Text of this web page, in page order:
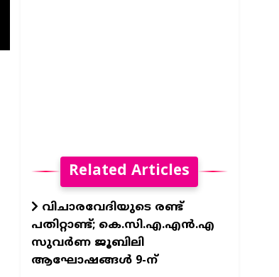
Related Articles
വിചാരവേദിയുടെ രണ്ട്
പതിറ്റാണ്ട്; കെ.സി.എ.എന്‍.എ
സുവര്‍ണ ജൂബിലി
ആഘോഷങ്ങള്‍ 9-ന്